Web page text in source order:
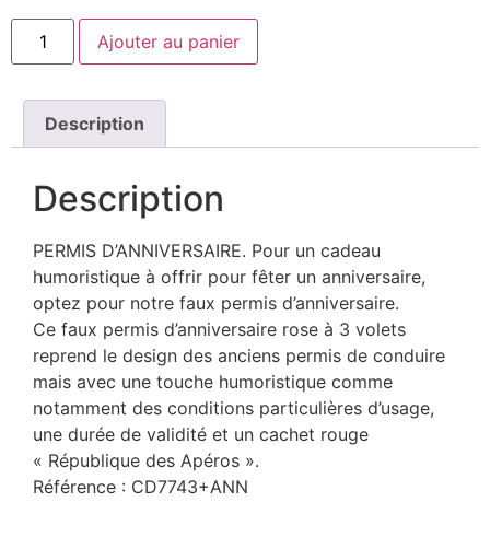
Ajouter au panier
Description
Description
PERMIS D’ANNIVERSAIRE. Pour un cadeau
humoristique à offrir pour fêter un anniversaire,
optez pour notre faux permis d’anniversaire.
Ce faux permis d’anniversaire rose à 3 volets
reprend le design des anciens permis de conduire
mais avec une touche humoristique comme
notamment des conditions particulières d’usage,
une durée de validité et un cachet rouge
« République des Apéros ».
Référence : CD7743+ANN